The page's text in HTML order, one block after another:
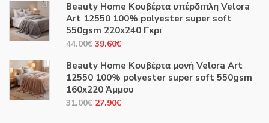
was:
31.00€.
τιμή
είναι:
27.90€.
Beauty Home Κουβέρτα υπέρδιπλη Velora
Art 12550 100% polyester super soft
550gsm 220x240 Γκρι
44.00€ Original
was:
44.00€.
39.60€Η
τιμή
είναι:
39.60€.
Beauty Home Κουβέρτα μονή Velora Art
12550 100% polyester super soft 550gsm
160x220 Άμμου
31.00€ Original
27.90€Η